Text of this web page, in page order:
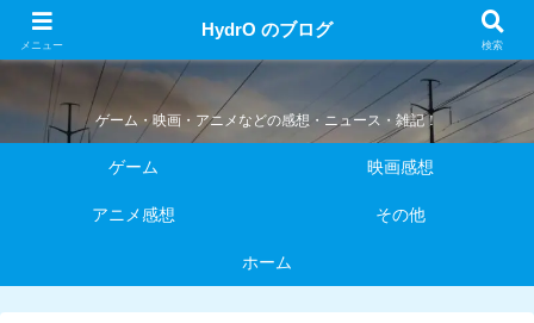
HydrO のブログ
ゲーム・映画・アニメなどの感想・ニュース・雑記！
ゲーム 映画感想
アニメ感想 その他
ホーム
メニュー
HydrO のブログ
検索